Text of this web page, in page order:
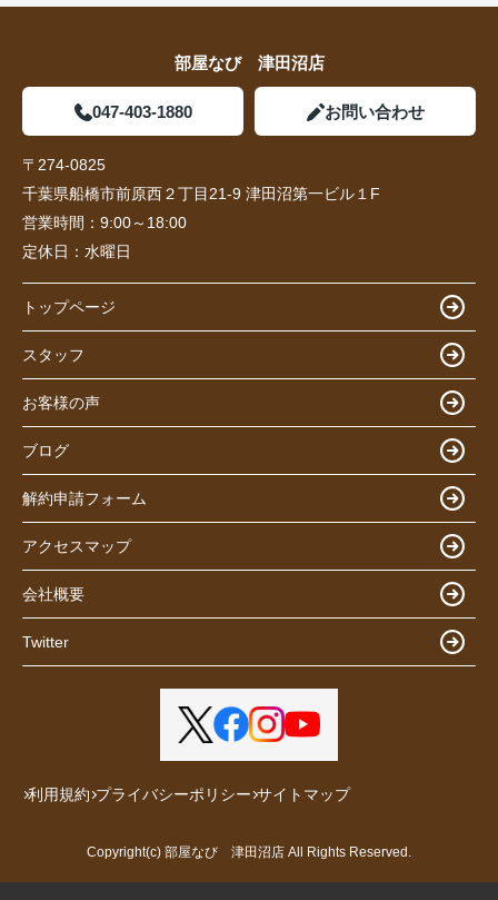
部屋なび 津田沼店
047-403-1880 お問い合わせ
〒274-0825
千葉県船橋市前原西２丁目21-9 津田沼第一ビル１F
営業時間： 9:00～18:00
定休日： 水曜日
トップページ
スタッフ
お客様の声
ブログ
解約申請フォーム
アクセスマップ
会社概要
Twitter
利用規約 プライバシーポリシー サイトマップ
Copyright(c) 部屋なび 津田沼店 All Rights Reserved.